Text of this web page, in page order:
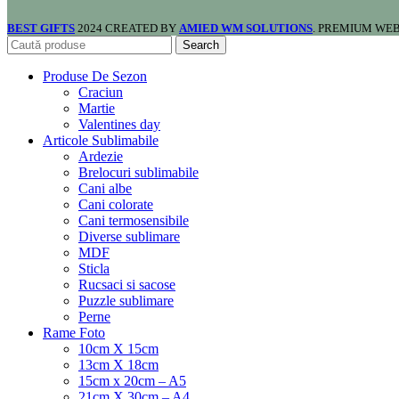
BEST GIFTS 2024 CREATED BY AMIED WM SOLUTIONS. PREMIUM
Search
Produse De Sezon
Craciun
Martie
Valentines day
Articole Sublimabile
Ardezie
Brelocuri sublimabile
Cani albe
Cani colorate
Cani termosensibile
Diverse sublimare
MDF
Sticla
Rucsaci si sacose
Puzzle sublimare
Perne
Rame Foto
10cm X 15cm
13cm X 18cm
15cm x 20cm – A5